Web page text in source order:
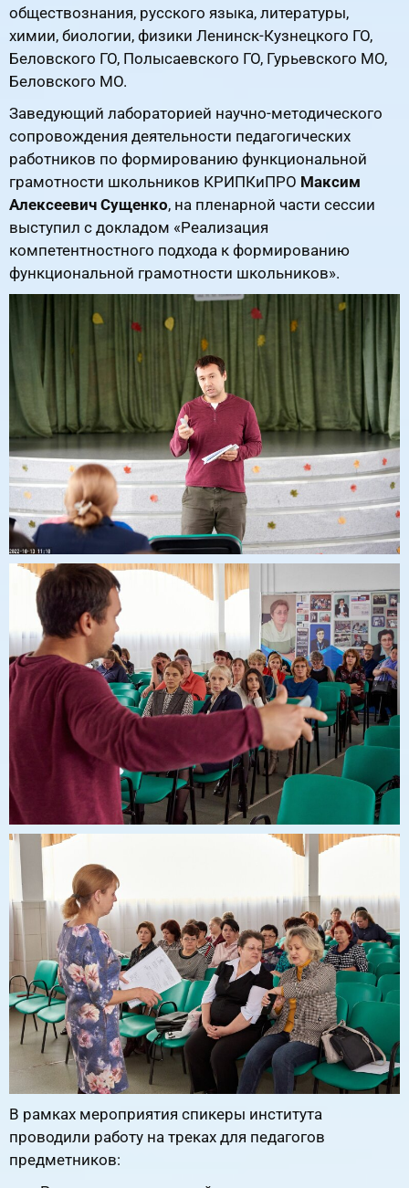
обществознания, русского языка, литературы,
химии, биологии, физики Ленинск-Кузнецкого ГО,
Беловского ГО, Полысаевского ГО, Гурьевского МО,
Беловского МО.
Заведующий лабораторией научно-методического
сопровождения деятельности педагогических
работников по формированию функциональной
грамотности школьников КРИПКиПРО Максим
Алексеевич Сущенко, на пленарной части сессии
выступил с докладом «Реализация
компетентностного подхода к формированию
функциональной грамотности школьников».
В рамках мероприятия спикеры института
проводили работу на треках для педагогов
предметников: